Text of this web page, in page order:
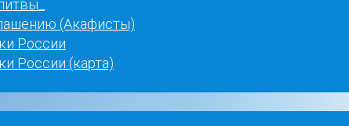
(Акафисты)
России
России (карта)